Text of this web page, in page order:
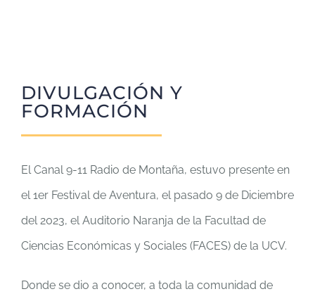
DIVULGACIÓN Y
FORMACIÓN
El Canal 9-11 Radio de Montaña, estuvo presente en
el 1er Festival de Aventura, el pasado 9 de Diciembre
del 2023, el Auditorio Naranja de la Facultad de
Ciencias Económicas y Sociales (FACES) de la UCV.
Donde se dio a conocer, a toda la comunidad de